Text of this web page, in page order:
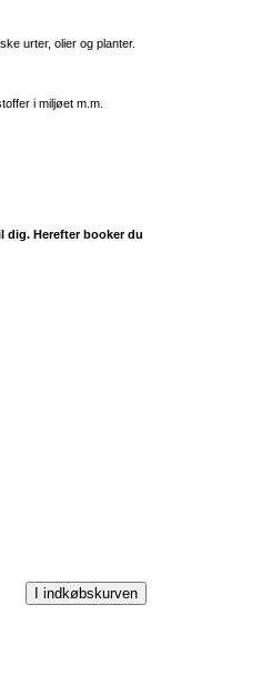
urter, olier og planter.
i miljøet m.m.
dig. Herefter booker du
I indkøbskurven